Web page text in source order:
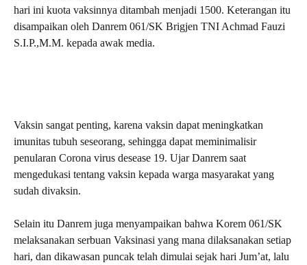
hari ini kuota vaksinnya ditambah menjadi 1500. Keterangan itu
disampaikan oleh Danrem 061/SK Brigjen TNI Achmad Fauzi
S.I.P.,M.M. kepada awak media.
Vaksin sangat penting, karena vaksin dapat meningkatkan
imunitas tubuh seseorang, sehingga dapat meminimalisir
penularan Corona virus desease 19. Ujar Danrem saat
mengedukasi tentang vaksin kepada warga masyarakat yang
sudah divaksin.
Selain itu Danrem juga menyampaikan bahwa Korem 061/SK
melaksanakan serbuan Vaksinasi yang mana dilaksanakan setiap
hari, dan dikawasan puncak telah dimulai sejak hari Jum’at, lalu